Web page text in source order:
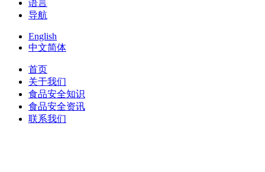
语言
导航
English
中文简体
首页
关于我们
食品安全知识
食品安全资讯
联系我们